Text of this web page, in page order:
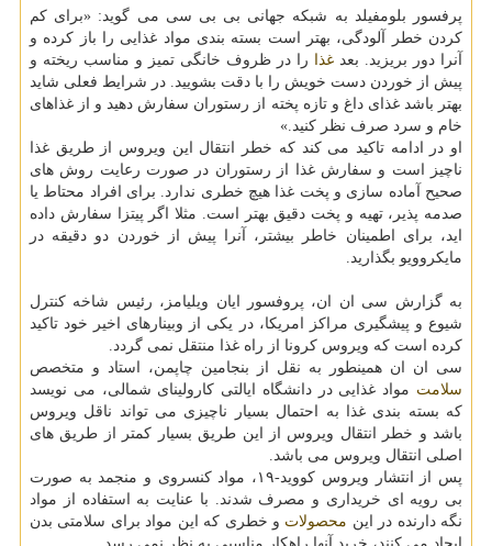
پرفسور بلومفیلد به شبکه جهانی بی بی سی می گوید: «برای کم
کردن خطر آلودگی، بهتر است بسته بندی مواد غذایی را باز کرده و
آنرا دور بریزید. بعد غذا را در ظروف خانگی تمیز و مناسب ریخته و
پیش از خوردن دست خویش را با دقت بشویید. در شرایط فعلی شاید
بهتر باشد غذای داغ و تازه پخته از رستوران سفارش دهید و از غذاهای
خام و سرد صرف نظر کنید.»
او در ادامه تاکید می کند که خطر انتقال این ویروس از طریق غذا
ناچیز است و سفارش غذا از رستوران در صورت رعایت روش های
صحیح آماده سازی و پخت غذا هیچ خطری ندارد. برای افراد محتاط یا
صدمه پذیر، تهیه و پخت دقیق بهتر است. مثلا اگر پیتزا سفارش داده
اید، برای اطمینان خاطر بیشتر، آنرا پیش از خوردن دو دقیقه در
مایکروویو بگذارید.
به گزارش سی ان ان، پروفسور ایان ویلیامز، رئیس شاخه کنترل
شیوع و پیشگیری مراکز امریکا، در یکی از وبینارهای اخیر خود تاکید
کرده است که ویروس کرونا از راه غذا منتقل نمی گردد.
سی ان ان همینطور به نقل از بنجامین چاپمن، استاد و متخصص
سلامت مواد غذایی در دانشگاه ایالتی کارولینای شمالی، می نویسد
که بسته بندی غذا به احتمال بسیار ناچیزی می تواند ناقل ویروس
باشد و خطر انتقال ویروس از این طریق بسیار کمتر از طریق های
اصلی انتقال ویروس می باشد.
پس از انتشار ویروس کووید-۱۹، مواد کنسروی و منجمد به صورت
بی رویه ای خریداری و مصرف شدند. با عنایت به استفاده از مواد
نگه دارنده در این محصولات و خطری که این مواد برای سلامتی بدن
ایجاد می کنند، خرید آنها راهکار مناسبی به نظر نمی رسد.